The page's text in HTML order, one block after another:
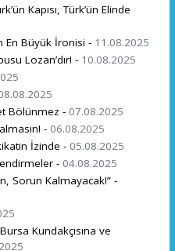
Kapısı, Türk’ün Elinde
En Büyük İronisi - 11.08.2025
Lozan’dır! - 10.08.2025
Bölünmez - 07.08.2025
- 06.08.2025
İzinde - 05.08.2025
- 04.08.2025
Sorun Kalmayacak!” -
Kundakçısına ve